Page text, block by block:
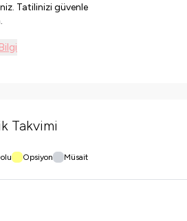
Tatilinizi güvenle
Takvimi
Opsiyon Müsait